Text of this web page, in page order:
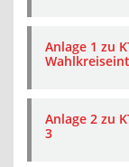
Anlage 1 zu
Anlage 2 zu
3